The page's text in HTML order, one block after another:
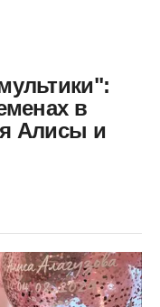
в
Алисы и